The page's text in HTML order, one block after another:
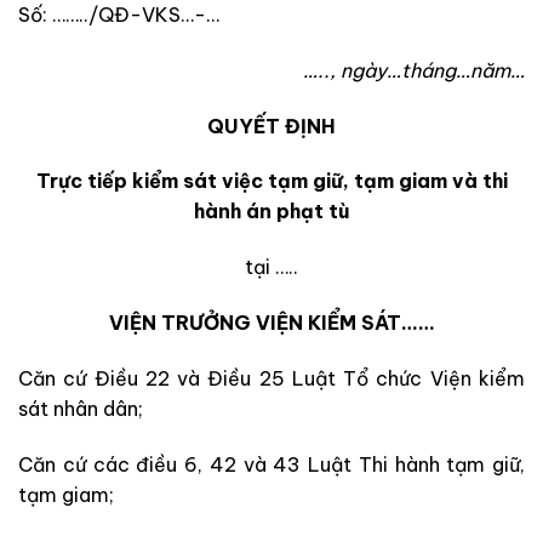
Số: ……../QĐ-VKS…-…
….., ngày…tháng…năm…
QUYẾT ĐỊNH
Trực tiếp kiểm sát việc tạm giữ, tạm giam và thi
hành án phạt tù
tại …..
VIỆN TRƯỞNG VIỆN KIỂM SÁT……
Căn cứ Điều 22 và Điều 25 Luật Tổ chức Viện kiểm
sát nhân dân;
Căn cứ các điều 6, 42 và 43 Luật Thi hành tạm giữ,
tạm giam;